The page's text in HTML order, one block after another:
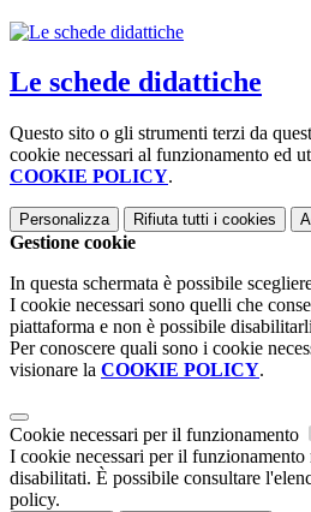
Le schede didattiche
Questo sito o gli strumenti terzi da
cookie necessari al funzionamento ed
COOKIE POLICY.
Personalizza Rifiuta tutti i cookies
Gestione cookie
In questa schermata è possibile
I cookie necessari sono quelli che
piattaforma e non è possibile
Per conoscere quali sono i cookie
visionare la COOKIE POLICY.
Cookie necessari per il funzionamento
I cookie necessari per il funzionamento
disabilitati. È possibile consultare
policy.